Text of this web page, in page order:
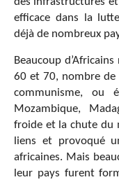
efficace dans la
déjà de nombreux
Beaucoup
60 et 70, nombre de
communisme, ou
Mozambique,
froide et la chute du
liens et provoqué
africaines. Mais
leur pays furent